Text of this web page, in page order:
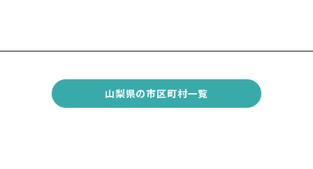
山梨県の市区町村一覧